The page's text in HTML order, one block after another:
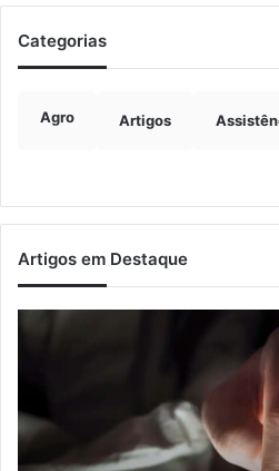
Categorias
Agro Artigos
Artigos em Destaque
para
crimes
sexuais